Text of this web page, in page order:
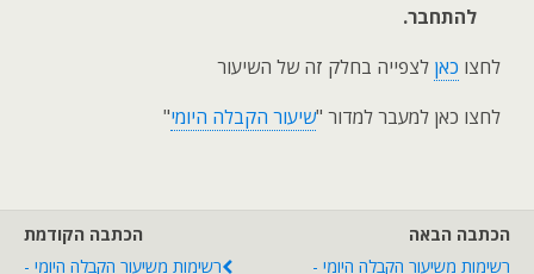
להתחבר.
לחצו כאן לצפייה בחלק זה של השיעור
לחצו כאן למעבר למדור "שיעור הקבלה היומי"
הכתבה הקודמת
רשימות משיעור הקבלה היומי -
הכתבה הבאה
רשימות משיעור הקבלה היומי -